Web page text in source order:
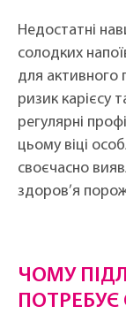
Недостатні
солодких
для активного
ризик карієсу
регулярні
цьому віці
своєчасно
здоров’я
ЧОМУ